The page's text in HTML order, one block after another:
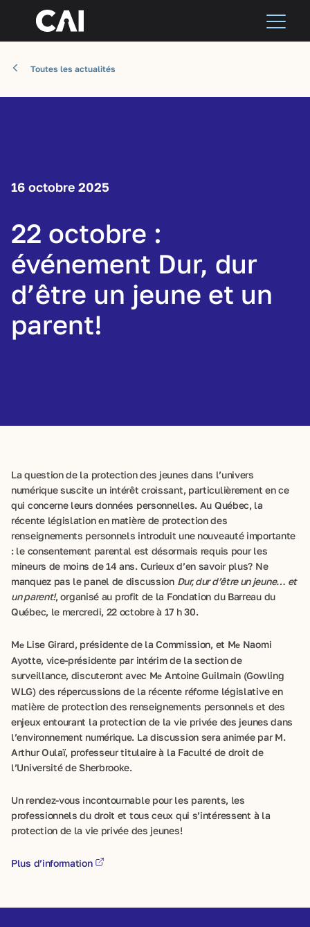
Toutes les actualités
16 octobre 2025
22 octobre :
événement Dur, dur
d’être un jeune et un
parent!
La question de la protection des jeunes dans l’univers
numérique suscite un intérêt croissant, particulièrement en ce
qui concerne leurs données personnelles. Au Québec, la
récente législation en matière de protection des
renseignements personnels introduit une nouveauté importante
: le consentement parental est désormais requis pour les
mineurs de moins de 14 ans. Curieux d’en savoir plus? Ne
manquez pas le panel de discussion Dur, dur d’être un jeune… et
un parent!, organisé au profit de la Fondation du Barreau du
Québec, le mercredi, 22 octobre à 17 h 30.
MeLise Girard, présidente de la Commission, et Me Naomi
Ayotte, vice-présidente par intérim de la section de
surveillance, discuteront avec Me Antoine Guilmain (Gowling
WLG) des répercussions de la récente réforme législative en
matière de protection des renseignements personnels et des
enjeux entourant la protection de la vie privée des jeunes dans
l’environnement numérique. La discussion sera animée par M.
Arthur Oulaï, professeur titulaire à la Faculté de droit de
l’Université de Sherbrooke.
Un rendez-vous incontournable pour les parents, les
professionnels du droit et tous ceux qui s’intéressent à la
protection de la vie privée des jeunes!
Plus d’information